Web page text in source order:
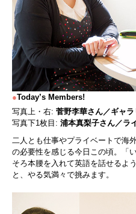
●Today’s Members!
写真上・右: 菅野李華さん／ギャラ
写真下1枚目: 浦本真梨子さん／ラ
二人とも仕事やプライベートで海
の必要性を感じる今日この頃。「
そろ本腰を入れて英語を話せるよ
と、やる気満々で挑みます。